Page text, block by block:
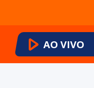
AO VIVO